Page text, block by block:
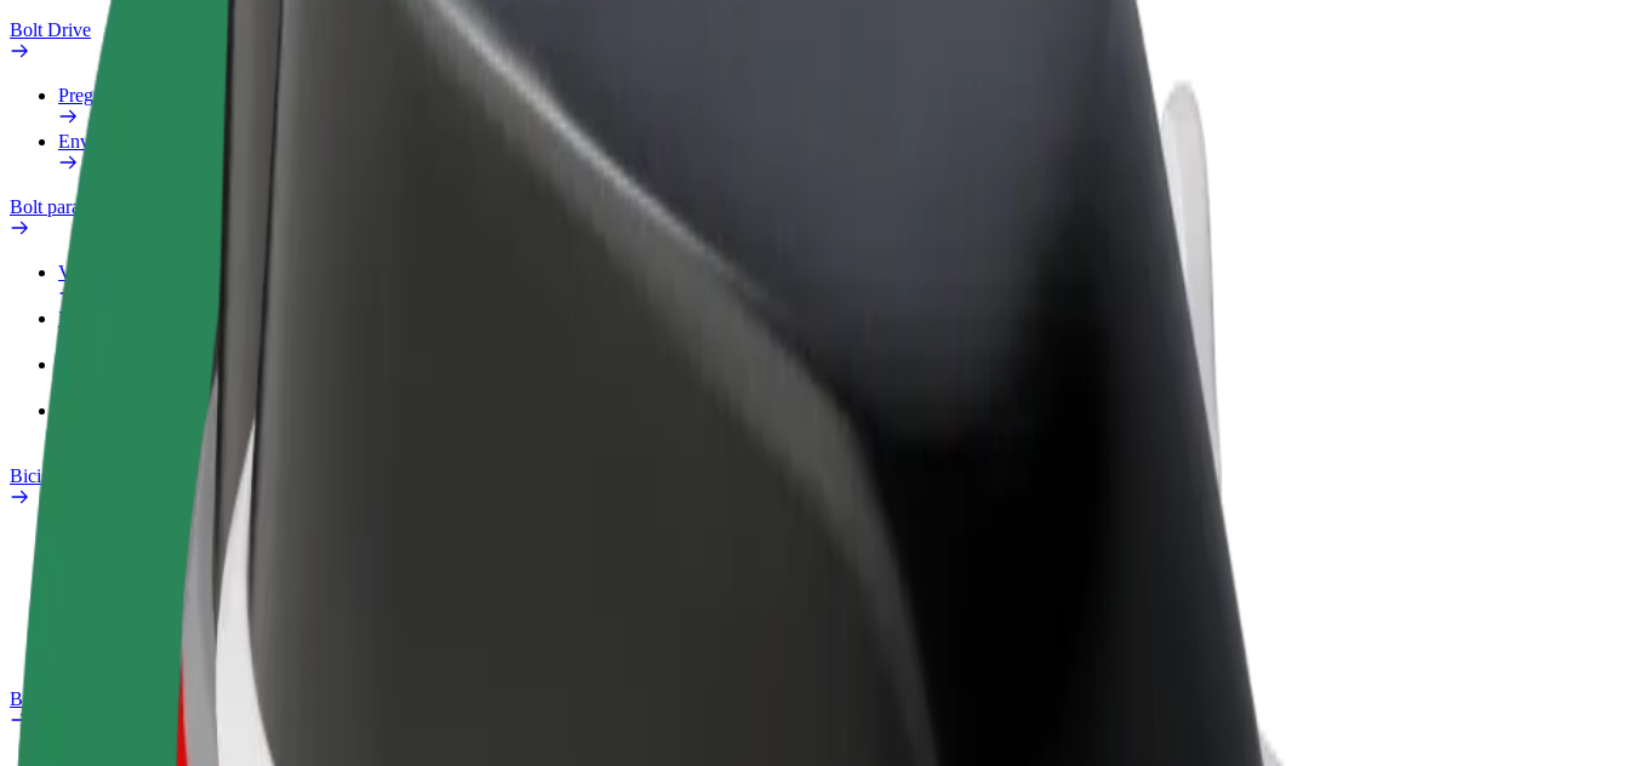
Bolt Drive
Preguntas frecuentes
Enviar aviso sobre un vehículo
Bolt para empresas
Ventajas
Perfil de trabajo
Bolt Food para empresas
Bicis
Informar de un problema
Preguntas frecuentes
Bolt Plus